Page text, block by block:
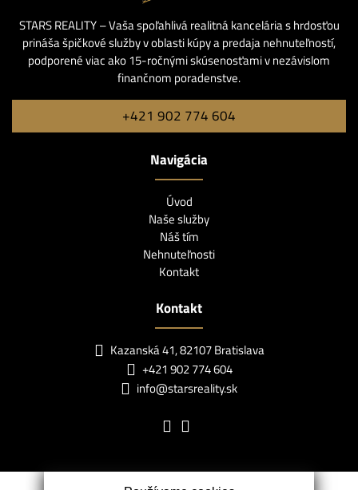
STARS REALITY – Vaša spoľahlivá realitná kancelária s hrdosťou
prináša špičkové služby v oblasti kúpy a predaja nehnuteľností,
podporené viac ako 15-ročnými skúsenosťami v nezávislom
finančnom poradenstve.
+421 902 774 604
Navigácia
Úvod
Naše služby
Náš tím
Nehnuteľnosti
Kontakt
Kontakt
Kazanská 41, 82107 Bratislava
+421 902 774 604
info@starsreality.sk